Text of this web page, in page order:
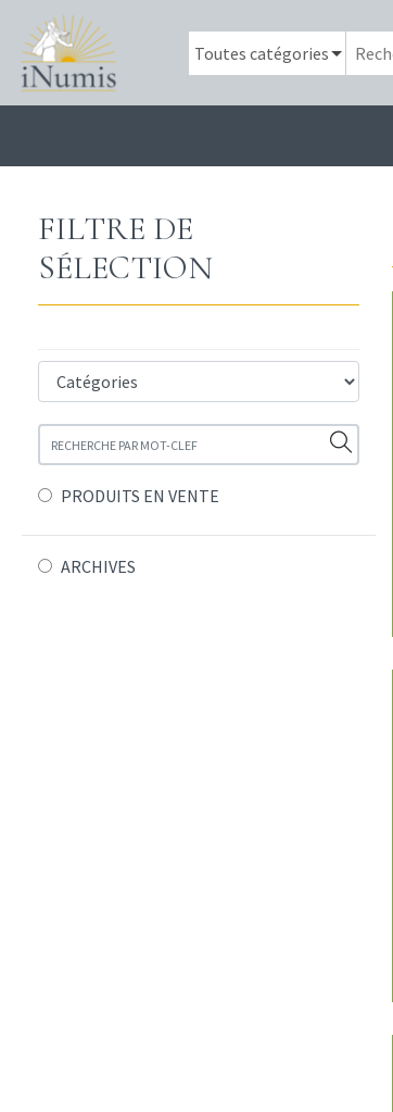
FILTRE DE
SÉLECTION
PRODUITS EN VENTE
ARCHIVES